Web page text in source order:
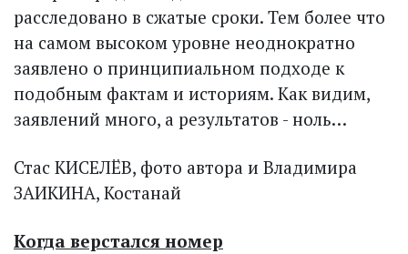
расследовано в сжатые сроки. Тем более что
на самом высоком уровне неоднократно
заявлено о принципиальном подходе к
подобным фактам и историям. Как видим,
заявлений много, а результатов - ноль…
Стас КИСЕЛЁВ, фото автора и Владимира
ЗАИКИНА, Костанай
Когда верстался номер